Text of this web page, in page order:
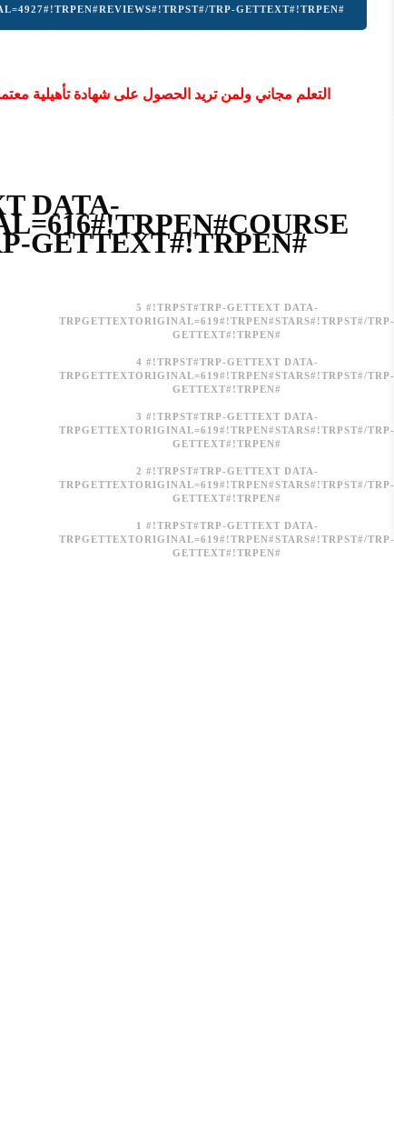
TRP-GETTEXT#!TRPEN#
التعلم مجاني ولمن تريد الحصول على شهادة تأهيلية
DATA-
GETTEXT#!TRPEN#
5 #!TRPST#TRP-GETTEXT DATA-
TRPGETTEXTORIGINAL=619#!TRPEN#STARS#!TRPST#/TRP-
GETTEXT#!TRPEN#
4 #!TRPST#TRP-GETTEXT DATA-
TRPGETTEXTORIGINAL=619#!TRPEN#STARS#!TRPST#/TRP-
GETTEXT#!TRPEN#
3 #!TRPST#TRP-GETTEXT DATA-
TRPGETTEXTORIGINAL=619#!TRPEN#STARS#!TRPST#/TRP-
GETTEXT#!TRPEN#
2 #!TRPST#TRP-GETTEXT DATA-
TRPGETTEXTORIGINAL=619#!TRPEN#STARS#!TRPST#/TRP-
GETTEXT#!TRPEN#
1 #!TRPST#TRP-GETTEXT DATA-
TRPGETTEXTORIGINAL=619#!TRPEN#STARS#!TRPST#/TRP-
GETTEXT#!TRPEN#